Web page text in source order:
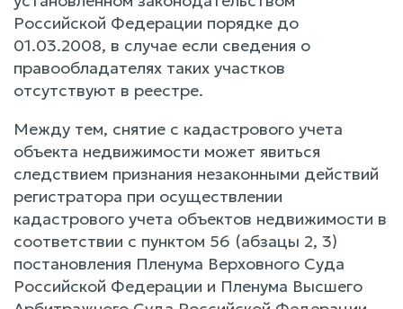
Российской Федерации порядке до
01.03.2008, в случае если сведения о
правообладателях таких участков
отсутствуют в реестре.
Между тем, снятие с кадастрового учета
объекта недвижимости может явиться
следствием признания незаконными действий
регистратора при осуществлении
кадастрового учета объектов недвижимости в
соответствии с пунктом 56 (абзацы 2, 3)
постановления Пленума Верховного Суда
Российской Федерации и Пленума Высшего